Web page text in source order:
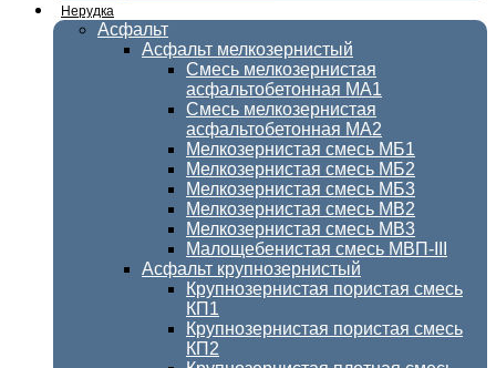
Нерудка
Асфальт
Асфальт мелкозернистый
Смесь мелкозернистая
асфальтобетонная МА1
Смесь мелкозернистая
асфальтобетонная МА2
Мелкозернистая смесь МБ1
Мелкозернистая смесь МБ2
Мелкозернистая смесь МБ3
Мелкозернистая смесь МВ2
Мелкозернистая смесь МВ3
Малощебенистая смесь МВП-III
Асфальт крупнозернистый
Крупнозернистая пористая смесь
КП1
Крупнозернистая пористая смесь
КП2